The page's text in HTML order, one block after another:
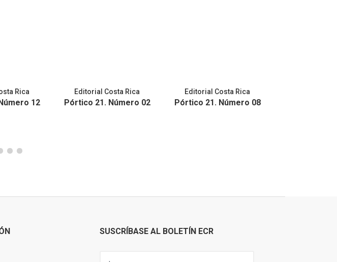
Rica
12
Editorial Costa Rica
Pórtico 21. Número 02
Editorial Costa Rica
Pórtico 21. Número 08
SUSCRÍBASE AL BOLETÍN ECR